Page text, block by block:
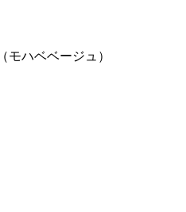
モハベベージュ）